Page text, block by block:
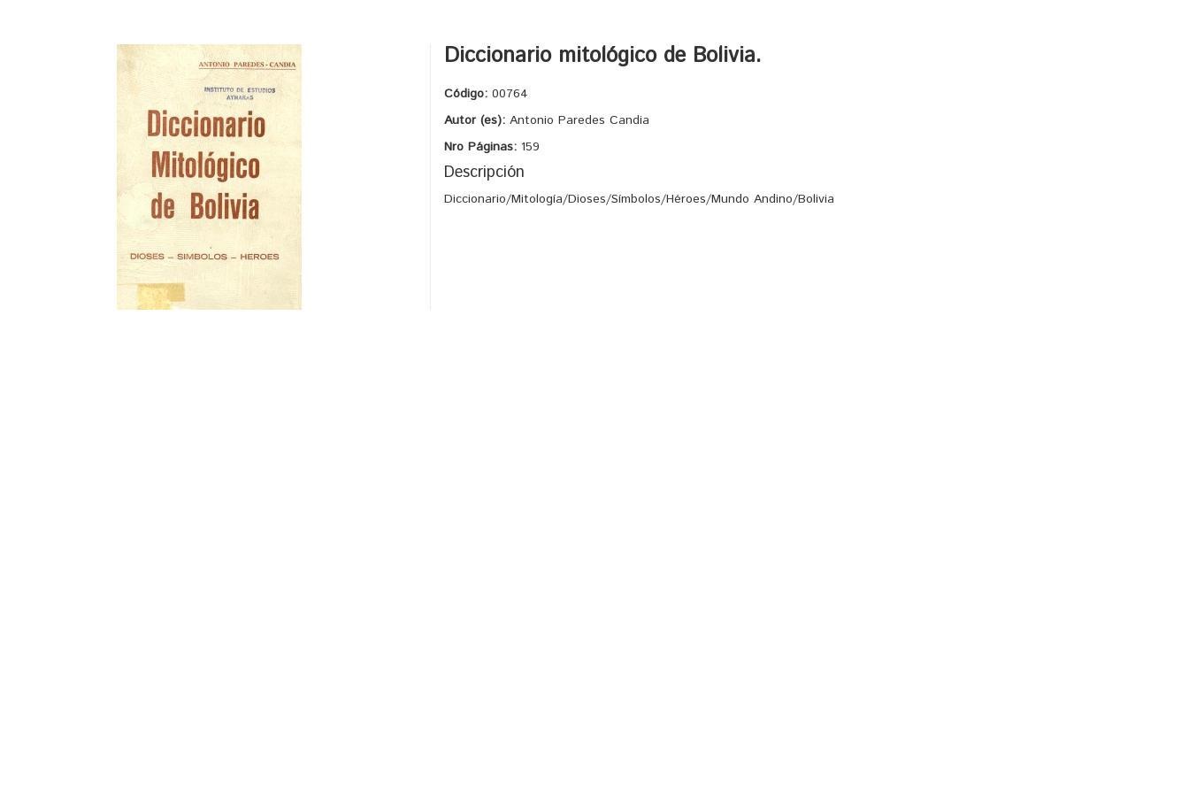
Diccionario mitológico de Bolivia.
Código: 00764
Autor (es): Antonio Paredes Candia
Nro Páginas: 159
Descripción
Diccionario/Mitología/Dioses/Símbolos/Héroes/Mundo Andino/Bolivia